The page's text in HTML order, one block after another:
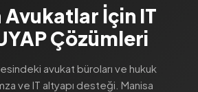
İçin IT
Çözümleri
avukat büroları ve hukuk
ve IT altyapı desteği. Manisa